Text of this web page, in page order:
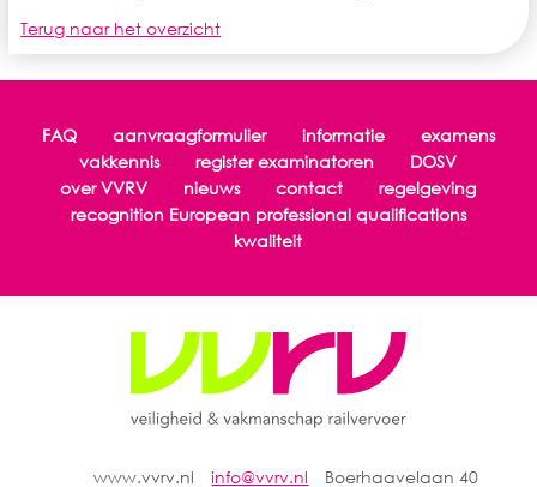
Terug naar het overzicht
FAQ aanvraagformulier informatie
examens
vakkennis
register examinatoren
DOSV
over VVRV
nieuws contact
regelgeving
recognition European professional qualifications
kwaliteit
www.vvrv.nl info@vvrv.nl Boerhaavelaan 40